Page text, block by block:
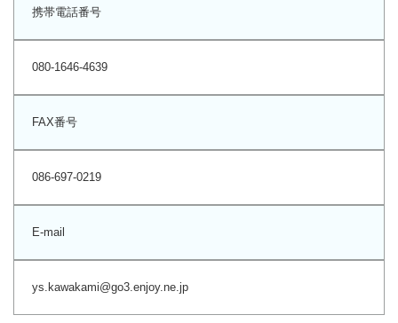
携帯電話番号
080-1646-4639
FAX番号
086-697-0219
E-mail
ys.kawakami@go3.enjoy.ne.jp